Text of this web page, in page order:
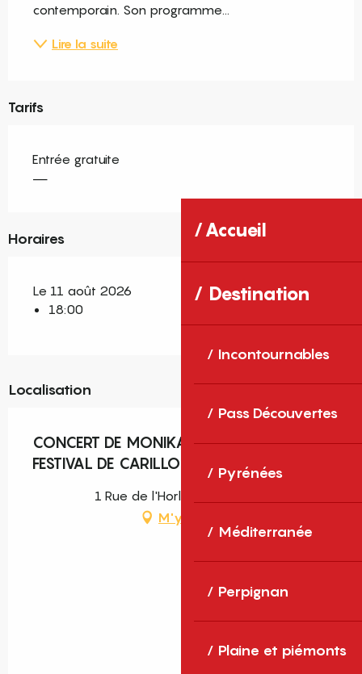
Accueil
Destination
Incontournables
Pass Découvertes
Pyrénées
Méditerranée
Perpignan
Plaine et piémonts
contemporain. Son programme...
Lire la suite
Tarifs
Entrée gratuite
—
Horaires
Le 11 août 2026
18:00
Localisation
CONCERT DE MONIKA KAZMIERCZAK –
FESTIVAL DE CARILLON
1 Rue de l'Horloge, Perpignan
M'y rendre